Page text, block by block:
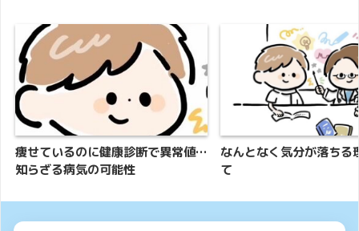
痩せているのに健康診断で異常値…
知らざる病気の可能性
なんとなく気分が落ちる
て